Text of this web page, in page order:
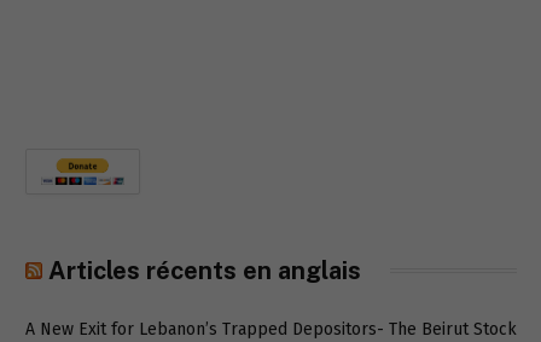
Articles récents en anglais
A New Exit for Lebanon’s Trapped Depositors- The Beirut Stock